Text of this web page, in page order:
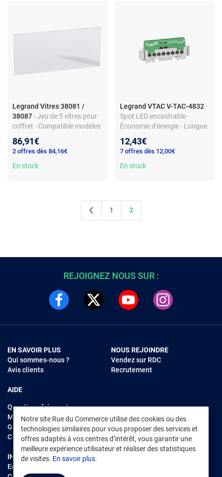
Legrand Vitres 38081 /
38087- Jeu de 5 vitres pour
coffret - Compatible modèles
86,91€
2 offres dès 84,16€
En stock
Legrand VTAC V-TAC-4832 -
Spot LED encastrable -
Économie d'énergie - Longue
12,43€
7 offres dès 12,00€
En stock
1 2
REJOIGNEZ NOUS SUR :
EN SAVOIR PLUS
Qui sommes-nous ?
Avis clients
AIDE
Questions fréquentes
Modes de règlements
Garantie et retours
Contacter Rue du Commerce
NOUS REJOINDRE
Vendez sur RDC
Recrutement
INFORMATIONS LÉGALES
Environnement
Notre site Rue du Commerce utilise des cookies ou des
technologies similaires pour vous proposer des services et
offres adaptés à vos centres d’intérêt, vous garantir une
meilleure expérience utilisateur et réaliser des statistiques
de visites. En savoir plus.